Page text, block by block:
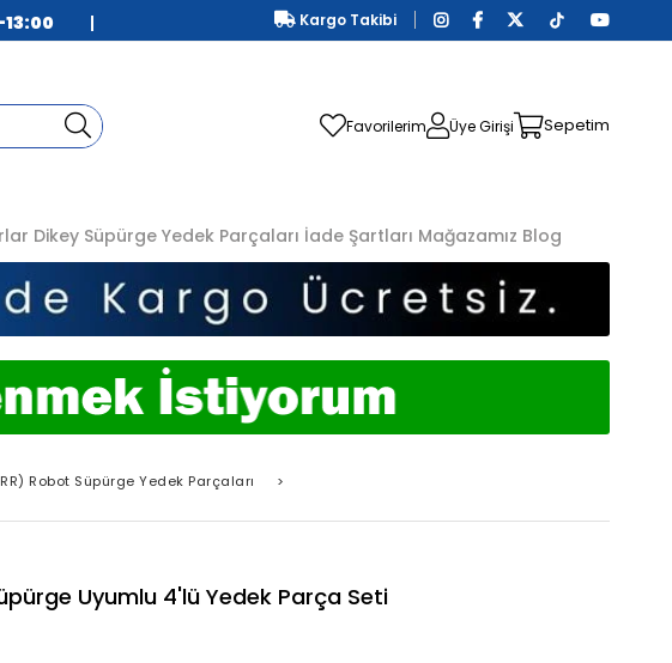
| Kargo Takibi
Favorilerim Üye Girişi Sepetim
Dikey Süpürge Yedek Parçaları İade Şartları Mağazamız Blog
Robot Süpürge Yedek Parçaları
>
Uyumlu 4'lü Yedek Parça Seti